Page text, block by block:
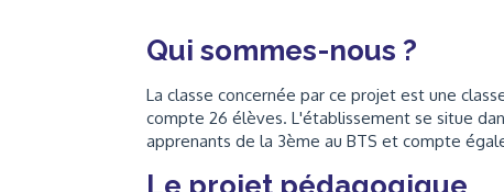
Qui sommes-nous ?
La classe concernée par ce projet est une
compte 26 élèves. L'établissement se situe
apprenants de la 3ème au BTS et compte
Le projet pédagogique